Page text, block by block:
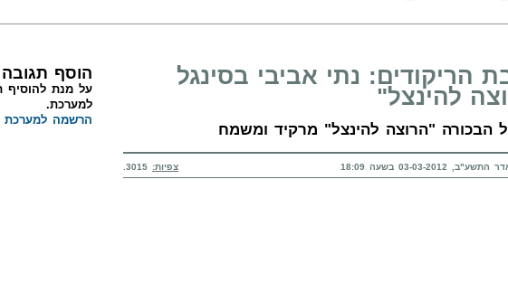
הריקודים: נתי אביבי בסינגל
להינצל"
הבכורה "הרוצה להינצל" מרקיד ומשמח
2012 בשעה 18:09 צפיות:
הוסף
על מנת להוסיף
למערכת.
הרשמה למערכת